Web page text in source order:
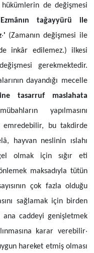
de değişmesi
Ezmânın tağayyürü ile
' (Zamanın değişmesi ile
inkâr edilemez.) ilkesi
gerekmektedir.
dayandığı mecelle
tasarruf maslahata
yapılmasını
bu takdirde
hayvan neslinin ıslahı
olmak için sığır eti
maksadıyla tütün
çok fazla olduğu
sağlamak için birden
caddeyi genişletmek
karar verebilir
hareket etmiş olması